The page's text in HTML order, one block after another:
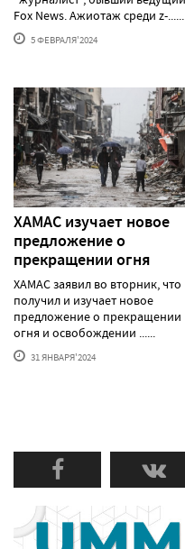
Fox News. Ажиотаж среди z-......
5 ФЕВРАЛЯ'2024
ХАМАС изучает новое
предложение о
прекращении огня
ХАМАС заявил во вторник, что
получил и изучает новое
предложение о прекращении
огня и освобождении ......
31 ЯНВАРЯ'2024